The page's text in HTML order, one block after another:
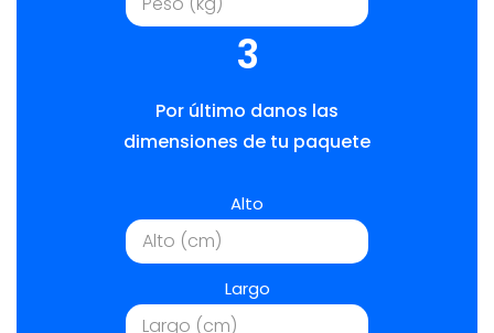
3
Por último danos las
dimensiones de tu paquete
Alto
Largo